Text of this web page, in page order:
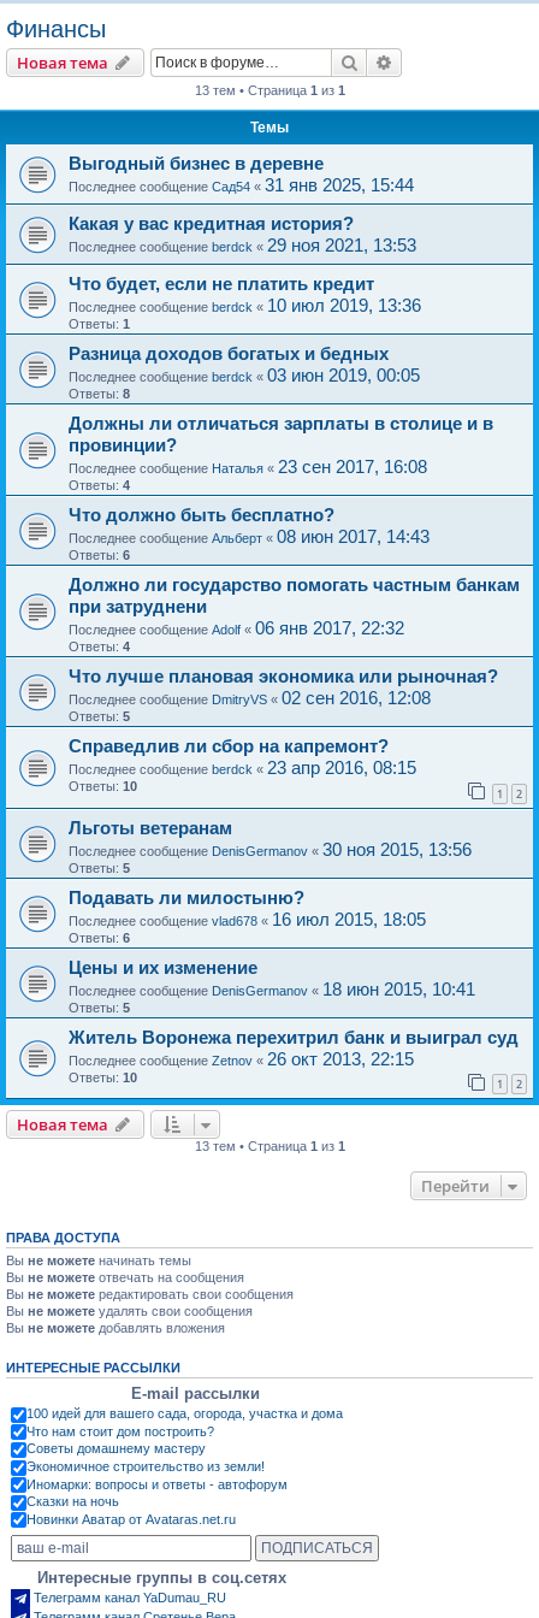
Финансы
Новая тема Поиск
13 тем • Страница 1 из 1
Темы
Выгодный бизнес в деревне
Последнее сообщение Сад54 « 31 янв 2025, 15:44
Какая у вас кредитная история?
Последнее сообщение berdck « 29 ноя 2021, 13:53
Что будет, если не платить кредит
Последнее сообщение berdck « 10 июл 2019, 13:36
Ответы: 1
Разница доходов богатых и бедных
Последнее сообщение berdck « 03 июн 2019, 00:05
Ответы: 8
Должны ли отличаться зарплаты в столице и в
провинции?
Последнее сообщение Наталья « 23 сен 2017, 16:08
Ответы: 4
Что должно быть бесплатно?
Последнее сообщение Альберт « 08 июн 2017, 14:43
Ответы: 6
Должно ли государство помогать частным банкам
при затруднени
Последнее сообщение Adolf « 06 янв 2017, 22:32
Ответы: 4
Что лучше плановая экономика или рыночная?
Последнее сообщение DmitryVS « 02 сен 2016, 12:08
Ответы: 5
Справедлив ли сбор на капремонт?
Последнее сообщение berdck « 23 апр 2016, 08:15
Ответы: 10 1 2
Льготы ветеранам
Последнее сообщение DenisGermanov « 30 ноя 2015, 13:56
Ответы: 5
Подавать ли милостыню?
Последнее сообщение vlad678 « 16 июл 2015, 18:05
Ответы: 6
Цены и их изменение
Последнее сообщение DenisGermanov « 18 июн 2015, 10:41
Ответы: 5
Житель Воронежа перехитрил банк и выиграл суд
Последнее сообщение Zetnov « 26 окт 2013, 22:15
Ответы: 10 1 2
Новая тема
13 тем • Страница 1 из 1
Перейти
ПРАВА ДОСТУПА
Вы не можете начинать темы
Вы не можете отвечать на сообщения
Вы не можете редактировать свои сообщения
Вы не можете удалять свои сообщения
Вы не можете добавлять вложения
ИНТЕРЕСНЫЕ РАССЫЛКИ
E-mail рассылки
100 идей для вашего сада, огорода, участка и дома
Что нам стоит дом построить?
Советы домашнему мастеру
Экономичное строительство из земли!
Иномарки: вопросы и ответы - автофорум
Сказки на ночь
Новинки Аватар от Avataras.net.ru
Интересные группы в соц.сетях
Телеграмм канал YaDumau_RU